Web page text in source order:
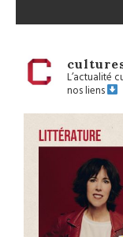
L’actualité
nos liens